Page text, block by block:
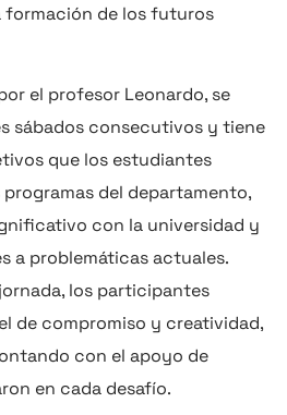
formación de los futuros
el profesor Leonardo, se
sábados consecutivos y tiene
que los estudiantes
del departamento,
con la universidad y
a problemáticas actuales.
los participantes
de compromiso y creatividad,
con el apoyo de
en cada desafío.